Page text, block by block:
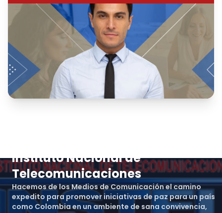
Instituto Nacional de
Telecomunicaciones
Hacemos de los Medios de Comunicación el camino
expedito para promover iniciativas de paz para un país
como Colombia en un ambiente de sana convivencia,